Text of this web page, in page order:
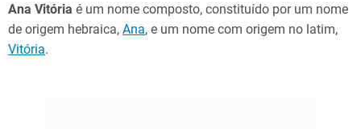
Ana Vitória é um nome composto, constituído por um nome
de origem hebraica, Ana, e um nome com origem no latim,
Vitória.